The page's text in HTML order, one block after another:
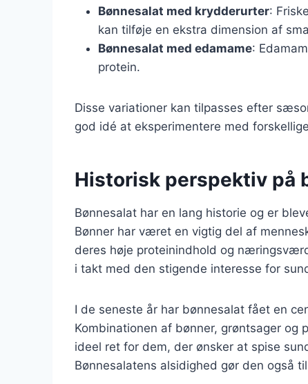
Bønnesalat med krydderurter:
kan tilføje en ekstra dimension af
Bønnesalat med edamame:
protein.
Disse variationer kan tilpasses efter
god idé at eksperimentere med
Historisk perspektiv på
Bønnesalat har en lang historie og er
Bønner har været en vigtig del af
deres høje proteinindhold og
i takt med den stigende interesse for
I de seneste år har bønnesalat fået en
Kombinationen af bønner, grøntsager og
ideel ret for dem, der ønsker at spise
Bønnesalatens alsidighed gør den også